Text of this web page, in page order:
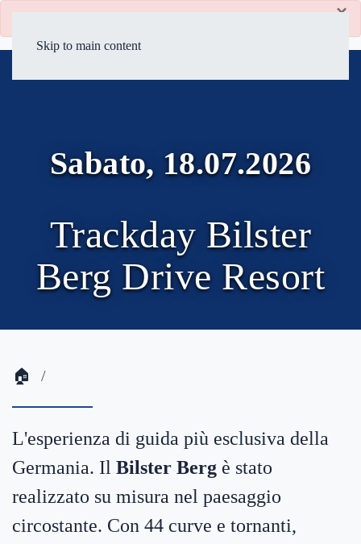
Skip to main content
×
Sabato, 18.07.2026
Trackday Bilster
Berg Drive Resort
🏠
L'esperienza di guida più esclusiva della
Germania. Il Bilster Berg è stato
realizzato su misura nel paesaggio
circostante. Con 44 curve e tornanti,